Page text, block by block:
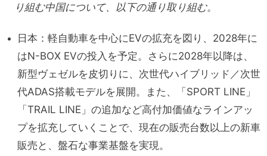
り組む中国について、以下の通り取り組む。
日本：軽自動車を中心にEVの拡充を図り、2028年に
はN-BOX EVの投入を予定。さらに2028年以降は、
新型ヴェゼルを皮切りに、次世代ハイブリッド／次世
代ADAS搭載モデルを展開。また、「SPORT LINE」
「TRAIL LINE」の追加など高付加価値なラインアッ
プを拡充していくことで、現在の販売台数以上の新車
販売と、盤石な事業基盤を実現。